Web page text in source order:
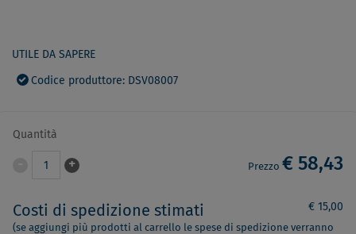
UTILE DA SAPERE
Codice produttore: DSV08007
Quantità
1 + Prezzo € 58,43
Costi di spedizione stimati € 15,00
(se aggiungi più prodotti al carrello le spese di spedizione verranno